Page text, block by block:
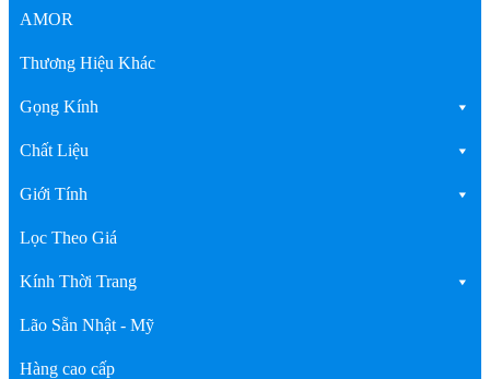
AMOR
Thương Hiệu Khác
Gọng Kính
Chất Liệu
Giới Tính
Lọc Theo Giá
Kính Thời Trang
Lão Sẵn Nhật - Mỹ
Hàng cao cấp